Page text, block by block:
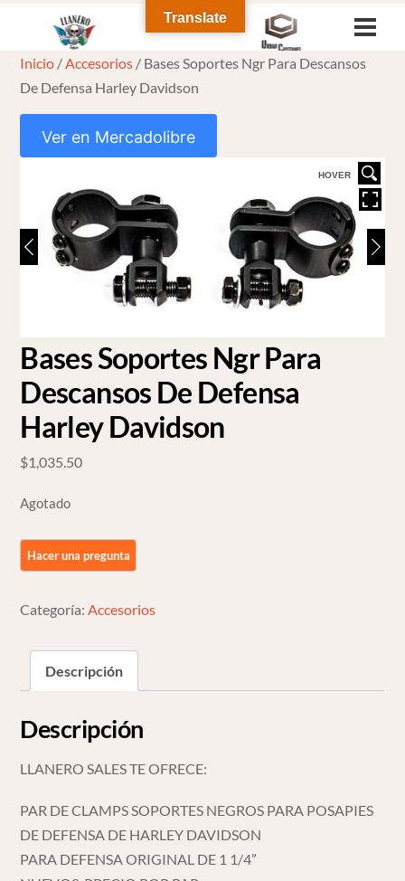
content
Inicio /Accesorios / Bases Soportes Ngr Para Descansos
De Defensa Harley Davidson
Ver en Mercadolibre
HOVER
Bases Soportes Ngr Para
Descansos De Defensa
Harley Davidson
$1,035.50
Agotado
Categoría:Accesorios
Descripción
Descripción
LLANERO SALES TE OFRECE:
PAR DE CLAMPS SOPORTES NEGROS PARA POSAPIES
DE DEFENSA DE HARLEY DAVIDSON
PARA DEFENSA ORIGINAL DE 1 1/4”
Translate